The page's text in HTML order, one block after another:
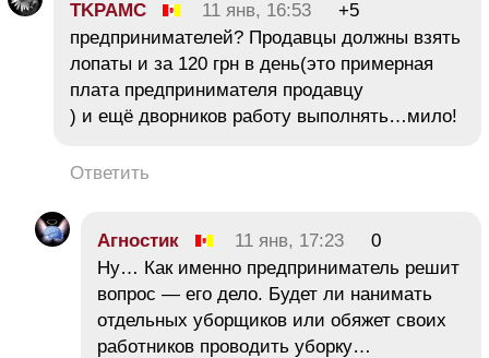
TKPAMC 11 янв, 16:53
+5
предпринимателей? Продавцы должны взять
лопаты и за 120 грн в день(это примерная
плата предпринимателя продавцу
) и ещё дворников работу выполнять…мило!
Ответить
Агностик 11 янв, 17:23
0
Ну… Как именно предприниматель решит
вопрос — его дело. Будет ли нанимать
отдельных уборщиков или обяжет своих
работников проводить уборку…